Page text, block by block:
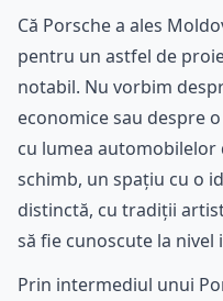
Că Porsche a ales
pentru un astfel de
notabil. Nu vorbim
economice sau despre
cu lumea automobilelor
schimb, un spațiu cu o
distinctă, cu tradiții
să fie cunoscute la
Prin intermediul unui